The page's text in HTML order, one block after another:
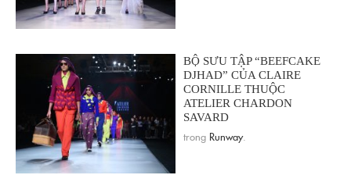
BỘ SƯU TẬP “BEEFCAKE
DJHAD” CỦA CLAIRE
CORNILLE THUỘC
ATELIER CHARDON
SAVARD
trong Runway.